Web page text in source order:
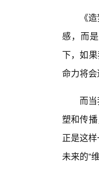
《
感，而
下，如
命力将会
而
塑和传
正是这
未来的“